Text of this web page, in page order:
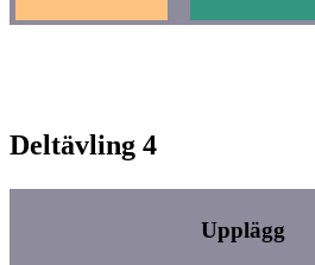
Deltävling 4
Upplägg